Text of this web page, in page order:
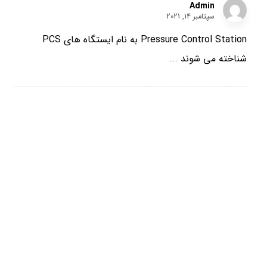
Admin
سپتامبر 14, 2021
Pressure Control Station به نام ایستگاه های PCS
شناخته می شوند ...